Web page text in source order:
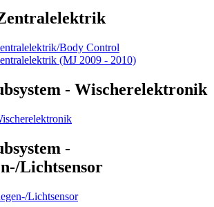
Body Control
(MJ 2009 - 2010)
- Wischerelektronik
-
Lichtsensor
Lichtsensor